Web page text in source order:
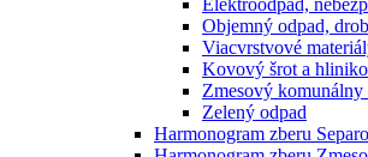
Elektroodpad,
Objemný odpad,
Viacvrstvové
Kovový šrot a
Zmesový komunálny
Zelený odpad
Harmonogram zberu